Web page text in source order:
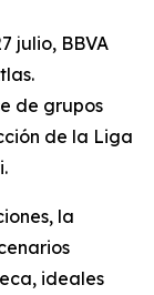
julio, BBVA
de grupos
de la Liga
la
ideales